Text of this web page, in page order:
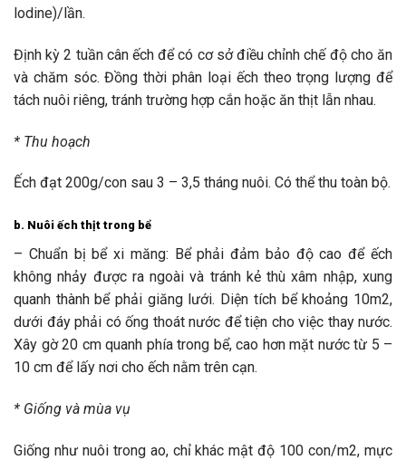
lodine)/lần.
Định kỳ 2 tuần cân ếch để có cơ sở điều chỉnh chế độ cho ăn
và chăm sóc. Đồng thời phân loại ếch theo trọng lượng để
tách nuôi riêng, tránh trường hợp cắn hoặc ăn thịt lẫn nhau.
* Thu hoạch
Ếch đạt 200g/con sau 3 – 3,5 tháng nuôi. Có thể thu toàn bộ.
b. Nuôi ếch thịt trong bể
– Chuẩn bị bể xi măng: Bể phải đảm bảo độ cao để ếch
không nhảy được ra ngoài và tránh kẻ thù xâm nhập, xung
quanh thành bể phải giăng lưới. Diện tích bể khoảng 10m2,
dưới đáy phải có ống thoát nước để tiện cho việc thay nước.
Xây gờ 20 cm quanh phía trong bể, cao hơn mặt nước từ 5 –
10 cm để lấy nơi cho ếch nằm trên cạn.
* Giống và mùa vụ
Giống như nuôi trong ao, chỉ khác mật độ 100 con/m2, mực